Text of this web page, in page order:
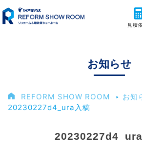
見積
お知らせ
REFORM SHOW ROOM ‣ お知
20230227d4_ura入稿